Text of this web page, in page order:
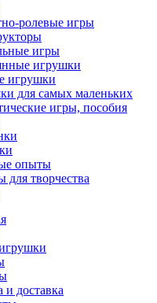
ролевые игры
игры
игрушки
игрушки
для самых маленьких
игры, пособия
опыты
для творчества
и доставка